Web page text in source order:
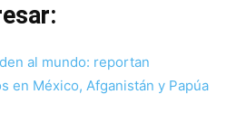
al mundo: reportan
en México, Afganistán y Papúa